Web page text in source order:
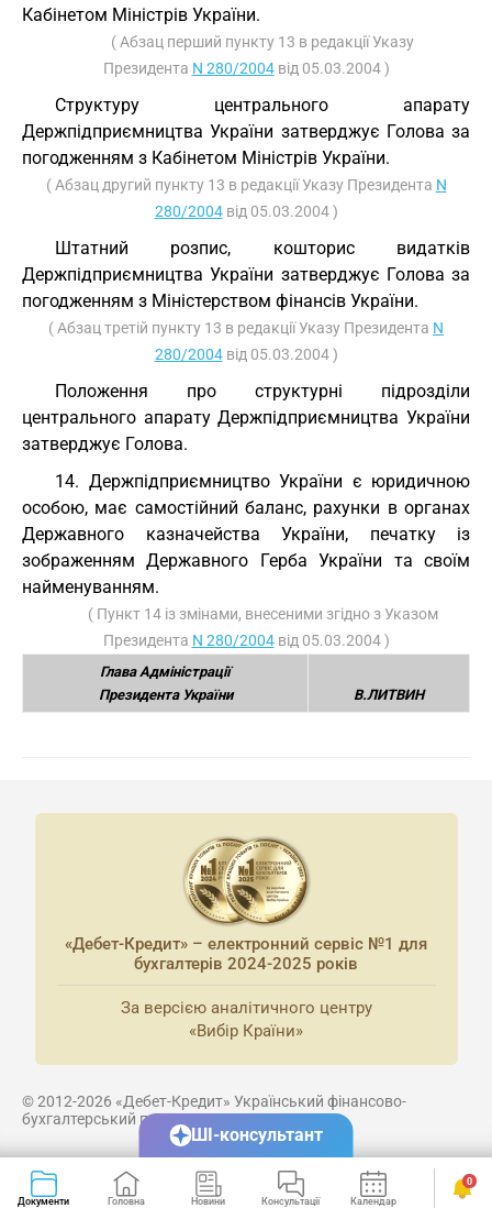
Кабінетом Міністрів України.
( Абзац перший пункту 13 в редакції Указу
Президента N 280/2004від 05.03.2004 )
Структуру центрального апарату
Держпідприємництва України затверджує Голова за
погодженням з Кабінетом Міністрів України.
( Абзац другий пункту 13 в редакції Указу Президента N
280/2004від 05.03.2004 )
Штатний розпис, кошторис видатків
Держпідприємництва України затверджує Голова за
погодженням з Міністерством фінансів України.
( Абзац третій пункту 13 в редакції Указу Президента N
280/2004від 05.03.2004 )
Положення про структурні підрозділи
центрального апарату Держпідприємництва України
затверджує Голова.
14. Держпідприємництво України є юридичною
особою, має самостійний баланс, рахунки в органах
Державного казначейства України, печатку із
зображенням Державного Герба України та своїм
найменуванням.
( Пункт 14 із змінами, внесеними згідно з Указом
Президента N 280/2004від 05.03.2004 )
Глава Адміністрації
Президента України
В.ЛИТВИН
«Дебет-Кредит» – електронний сервіс №1 для
бухгалтерів 2024-2025 років
За версією аналітичного центру
«Вибір Країни»
© 2012-2026 «Дебет-Кредит» Український фінансово-
бухгалтерський портал.
Використання публікацій можливе лише за письмовою
Документи Головна Новини Консультації Календар Сервіси
0
ШІ-консультант